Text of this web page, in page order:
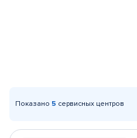
Показано 5 сервисных центров